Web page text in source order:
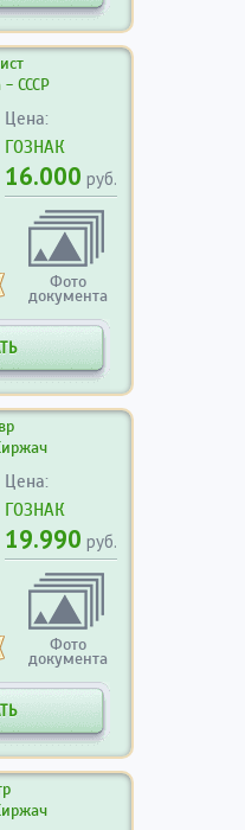
- СССР
Цена:
ГОЗНАК
16.000 руб.
Фото
документа
Цена:
ГОЗНАК
19.990 руб.
Фото
документа